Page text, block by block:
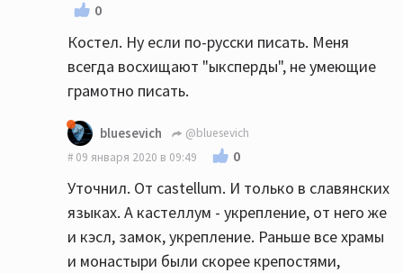
0
Костел. Ну если по-русски писать. Меня
всегда восхищают "ыксперды", не умеющие
грамотно писать.
bluesevich
@bluesevich
09 января 2020 в 09:49
0
Уточнил. От castellum. И только в славянских
языках. А кастеллум - укрепление, от него же
и кэсл, замок, укрепление. Раньше все храмы
и монастыри были скорее крепостями,